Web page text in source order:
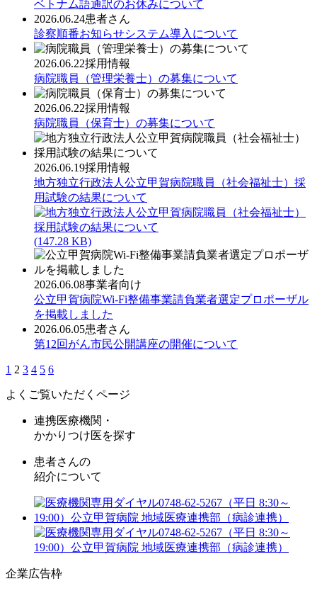
ベトナム語通訳のお休みについて
2026.06.24患者さん
診察順番お知らせシステム導入について
2026.06.22採用情報
病院職員（管理栄養士）の募集について
2026.06.22採用情報
病院職員（保育士）の募集について
2026.06.19採用情報
地方独立行政法人公立甲賀病院職員（社会福祉士）採
用試験の結果について
(147.28 KB)
2026.06.08事業者向け
公立甲賀病院Wi-Fi整備事業請負業者選定プロポーザル
を掲載しました
2026.06.05患者さん
第12回がん市民公開講座の開催について
1 2 3 4 5 6
よくご覧いただくページ
連携医療機関・
かかりつけ医を探す
患者さんの
紹介について
企業広告枠